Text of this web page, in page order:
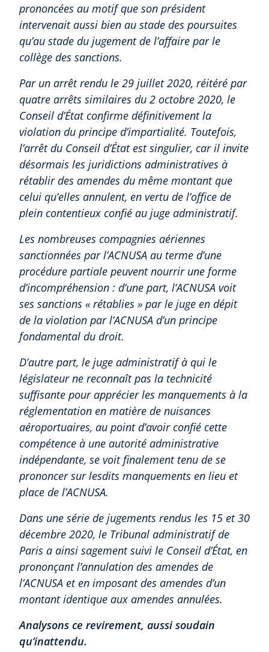
prononcées au motif que son président
intervenait aussi bien au stade des poursuites
qu’au stade du jugement de l’affaire par le
collège des sanctions.
Par un arrêt rendu le 29 juillet 2020, réitéré par
quatre arrêts similaires du 2 octobre 2020, le
Conseil d’État confirme définitivement la
violation du principe d’impartialité. Toutefois,
l’arrêt du Conseil d’État est singulier, car il invite
désormais les juridictions administratives à
rétablir des amendes du même montant que
celui qu’elles annulent, en vertu de l’office de
plein contentieux confié au juge administratif.
Les nombreuses compagnies aériennes
sanctionnées par l’ACNUSA au terme d’une
procédure partiale peuvent nourrir une forme
d’incompréhension : d’une part, l’ACNUSA voit
ses sanctions « rétablies » par le juge en dépit
de la violation par l’ACNUSA d’un principe
fondamental du droit.
D’autre part, le juge administratif à qui le
législateur ne reconnaît pas la technicité
suffisante pour apprécier les manquements à la
réglementation en matière de nuisances
aéroportuaires, au point d’avoir confié cette
compétence à une autorité administrative
indépendante, se voit finalement tenu de se
prononcer sur lesdits manquements en lieu et
place de l’ACNUSA.
Dans une série de jugements rendus les 15 et 30
décembre 2020, le Tribunal administratif de
Paris a ainsi sagement suivi le Conseil d’État, en
prononçant l’annulation des amendes de
l’ACNUSA et en imposant des amendes d’un
montant identique aux amendes annulées.
Analysons ce revirement, aussi soudain
qu’inattendu.